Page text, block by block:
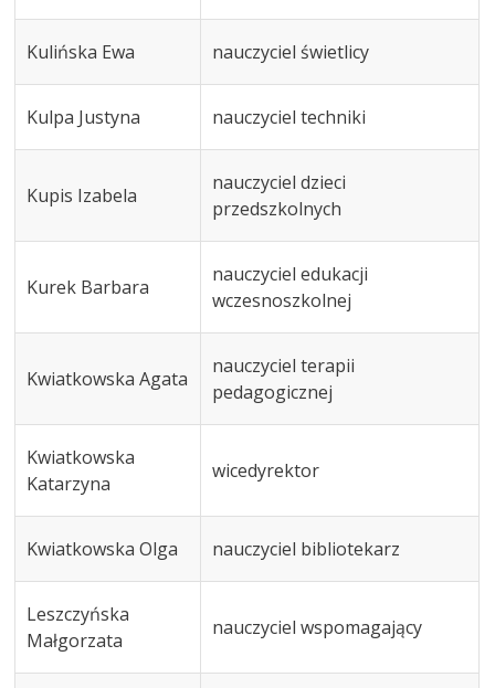
Kulińska Ewa nauczyciel świetlicy
Kulpa Justyna nauczyciel techniki
Kupis Izabela
nauczyciel dzieci
przedszkolnych
Kurek Barbara
nauczyciel edukacji
wczesnoszkolnej
Kwiatkowska Agata
nauczyciel terapii
pedagogicznej
Kwiatkowska
Katarzyna
wicedyrektor
Kwiatkowska Olga nauczyciel bibliotekarz
Leszczyńska
Małgorzata
nauczyciel wspomagający